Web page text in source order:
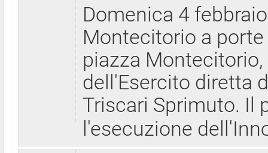
Domenica 4
Montecitorio a
piazza
dell'Esercito diretta
Triscari Sprimuto. Il
l'esecuzione